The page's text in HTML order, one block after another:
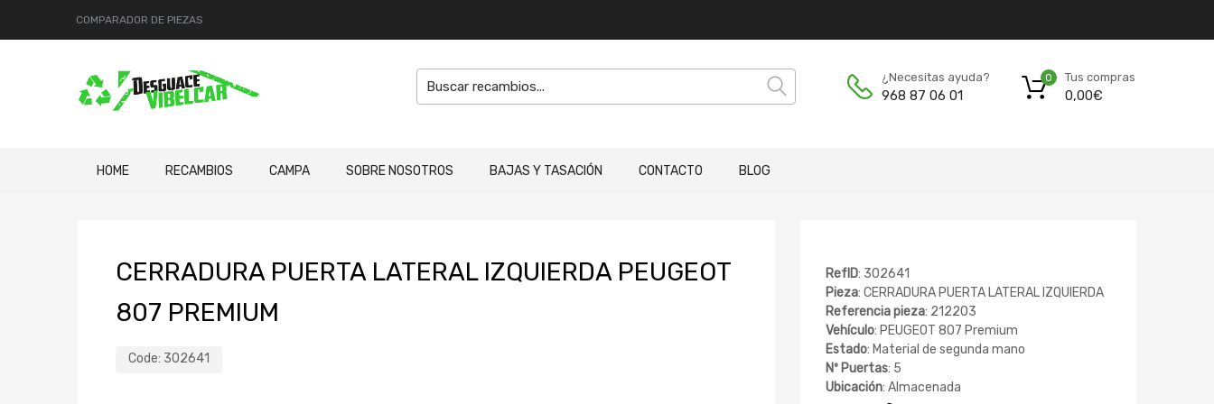
COMPARADOR DE PIEZAS
¿Necesitas ayuda?
968 87 06 01
Tus compras
0,00€
0
HOME RECAMBIOS CAMPA SOBRE NOSOTROS BAJAS Y TASACIÓN CONTACTO BLOG
CERRADURA PUERTA LATERAL IZQUIERDA PEUGEOT
807 PREMIUM
Code: 302641
RefID: 302641
Pieza: CERRADURA PUERTA LATERAL IZQUIERDA
Referencia pieza: 212203
Vehículo: PEUGEOT 807 Premium
Estado: Material de segunda mano
Nº Puertas: 5
Ubicación: Almacenada